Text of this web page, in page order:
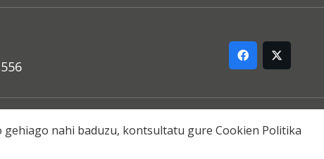
nahi baduzu, kontsultatu gure Cookien Politika